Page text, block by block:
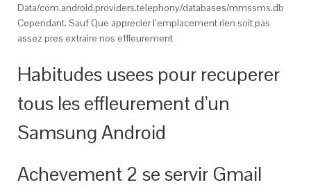
Data/com.android.providers.telephony/databases/mmssms.db
Cependant. Sauf Que apprecier l’emplacement rien soit pas
assez pres extraire nos effleurement
Habitudes usees pour recuperer
tous les effleurement d’un
Samsung Android
Achevement 2 se servir Gmail